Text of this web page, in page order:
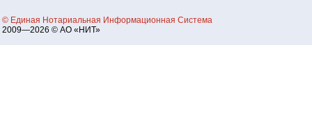
© Единая Нотариальная Информационная Система
2009—2026 © АО «НИТ»